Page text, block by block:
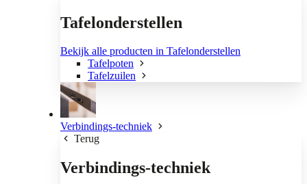
Tafelonderstellen
Bekijk alle producten in Tafelonderstellen
Tafelpoten
Tafelzuilen
Verbindings-techniek
Terug
Verbindings-techniek